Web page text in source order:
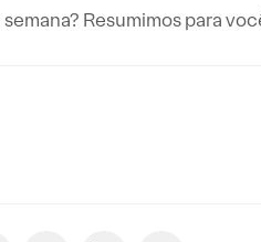
Resumimos para